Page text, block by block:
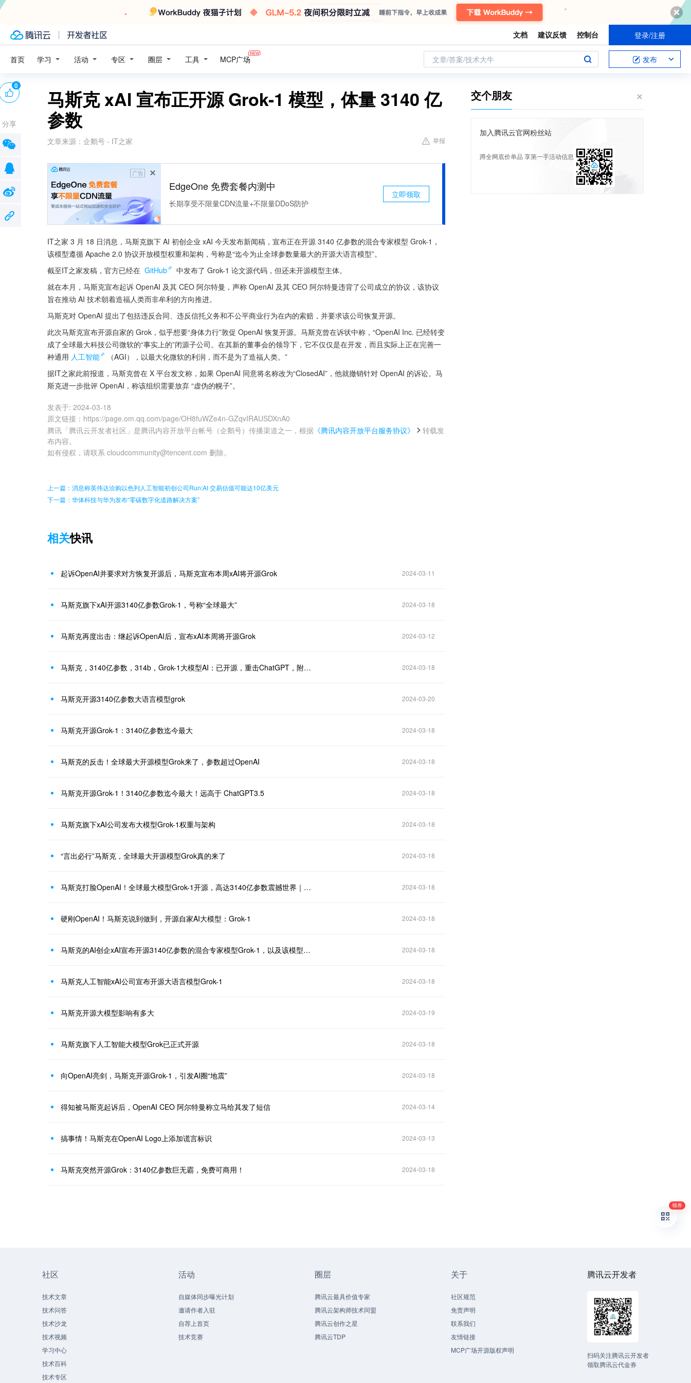
文档 建议反馈 控制台 登录/注册
首页 学习 活动 专区 圈层 工具 MCP广场 文章/答案/技术大牛 发布
马斯克 xAI 宣布正开源 Grok-1 模型，体量 3140 亿
参数
文章来源： 企鹅号 - IT之家 举报
广告
EdgeOne 免费套餐内测中
长期享受不限量CDN流量+不限量DDoS防护
立即领取
IT之家 3 月 18 日消息，马斯克旗下 AI 初创企业 xAI 今天发布新闻稿，宣布正在开源 3140 亿参数的混合专家模型 Grok-1，
该模型遵循 Apache 2.0 协议开放模型权重和架构，号称是“迄今为止全球参数量最大的开源大语言模型”。
截至IT之家发稿，官方已经在 GitHub
中发布了 Grok-1 论文源代码，但还未开源模型主体。
就在本月，马斯克宣布起诉 OpenAI 及其 CEO 阿尔特曼，声称 OpenAI 及其 CEO 阿尔特曼违背了公司成立的协议，该协议
旨在推动 AI 技术朝着造福人类而非牟利的方向推进。
马斯克对 OpenAI 提出了包括违反合同、违反信托义务和不公平商业行为在内的索赔，并要求该公司恢复开源。
此次马斯克宣布开源自家的 Grok，似乎想要“身体力行”敦促 OpenAI 恢复开源。马斯克曾在诉状中称，“OpenAI Inc. 已经转变
成了全球最大科技公司微软的“事实上的”闭源子公司。在其新的董事会的领导下，它不仅仅是在开发，而且实际上正在完善一
种通用 人工智能
（AGI），以最大化微软的利润，而不是为了造福人类。”
据IT之家此前报道，马斯克曾在 X 平台发文称，如果 OpenAI 同意将名称改为“ClosedAI”，他就撤销针对 OpenAI 的诉讼。马
斯克进一步批评 OpenAI，称该组织需要放弃 “虚伪的幌子”。
发表于: 2024-03-18
原文链接 ： https://page.om.qq.com/page/OH8fuWZe4n-GZqvIRAUSDXnA0
腾讯「腾讯云开发者社区」是腾讯内容开放平台帐号（企鹅号）传播渠道之一，根据 《腾讯内容开放平台服务协议》
转载发
布内容。
如有侵权，请联系 cloudcommunity@tencent.com 删除。
0
分享
上一篇：消息称英伟达洽购以色列人工智能初创公司Run:AI 交易估值可能达10亿美元
下一篇：华体科技与华为发布“零碳数字化道路解决方案”
相关快讯
起诉OpenAI并要求对方恢复开源后，马斯克宣布本周xAI将开源Grok 2024-03-11
马斯克旗下xAI开源3140亿参数Grok-1，号称“全球最大” 2024-03-18
马斯克再度出击：继起诉OpenAI后，宣布xAI本周将开源Grok 2024-03-12
马斯克，3140亿参数，314b，Grok-1大模型AI：已开源，重击ChatGPT，附下载地址 2024-03-18
马斯克开源3140亿参数大语言模型grok 2024-03-20
马斯克开源Grok-1：3140亿参数迄今最大 2024-03-18
马斯克的反击！全球最大开源模型Grok来了，参数超过OpenAI 2024-03-18
马斯克开源Grok-1！3140亿参数迄今最大！远高于 ChatGPT3.5 2024-03-18
马斯克旗下xAI公司发布大模型Grok-1权重与架构 2024-03-18
“言出必行”马斯克，全球最大开源模型Grok真的来了 2024-03-18
马斯克打脸OpenAI！全球最大模型Grok-1开源，高达3140亿参数震撼世界｜钛媒体AGI 2024-03-18
硬刚OpenAI！马斯克说到做到，开源自家AI大模型：Grok-1 2024-03-18
马斯克的AI创企xAI宣布开源3140亿参数的混合专家模型Grok-1，以及该模型的权重和网络架构。 2024-03-18
马斯克人工智能xAI公司宣布开源大语言模型Grok-1 2024-03-18
马斯克开源大模型影响有多大 2024-03-19
马斯克旗下人工智能大模型Grok已正式开源 2024-03-18
向OpenAI亮剑，马斯克开源Grok-1，引发AI圈“地震” 2024-03-18
得知被马斯克起诉后，OpenAI CEO 阿尔特曼称立马给其发了短信 2024-03-14
搞事情！马斯克在OpenAI Logo上添加谎言标识 2024-03-13
马斯克突然开源Grok：3140亿参数巨无霸，免费可商用！ 2024-03-18
交个朋友
加入腾讯云官网粉丝站
蹲全网底价单品 享第一手活动信息
社区
技术文章
技术问答
技术沙龙
技术视频
学习中心
技术百科
技术专区
活动
自媒体同步曝光计划
邀请作者入驻
自荐上首页
技术竞赛
圈层
腾讯云最具价值专家
腾讯云架构师技术同盟
腾讯云创作之星
腾讯云TDP
关于
社区规范
免责声明
联系我们
友情链接
MCP广场开源版权声明
腾讯云开发者
扫码关注腾讯云开发者
领取腾讯云代金券
领券